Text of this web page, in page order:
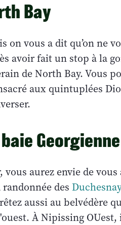
Bay
on vous a dit qu’on ne
avoir fait un stop à la
de North Bay. Vous
aux quintuplées
Georgienne
aurez envie de
des
aussi au belvédère
À Nipissing OUest,